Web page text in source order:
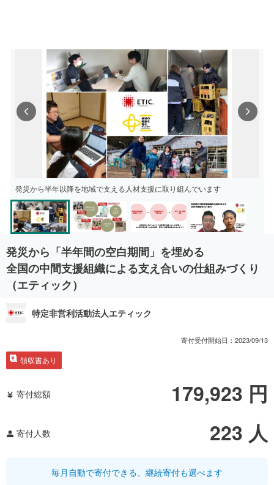
発災から半年以降を地域で支える人材支援に取り組んでいます
Previous
発災から「半年間の空白期間」を埋める
全国の中間支援組織による支え合いの仕組みづくり
（エティック）
特定非営利活動法人エティック
寄付受付開始日： 2023/09/13
領収書あり
寄付総額 179,923 円
寄付人数 223 人
毎月自動で寄付できる、継続寄付も選べます